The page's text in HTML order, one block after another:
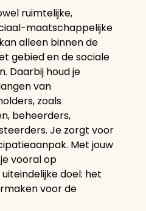
ruimtelijke,
maatschappelijke
alleen binnen de
gebied en de sociale
Daarbij houd je
van
zoals
beheerders,
Je zorgt voor
Met jouw
vooral op
doel: het
voor de